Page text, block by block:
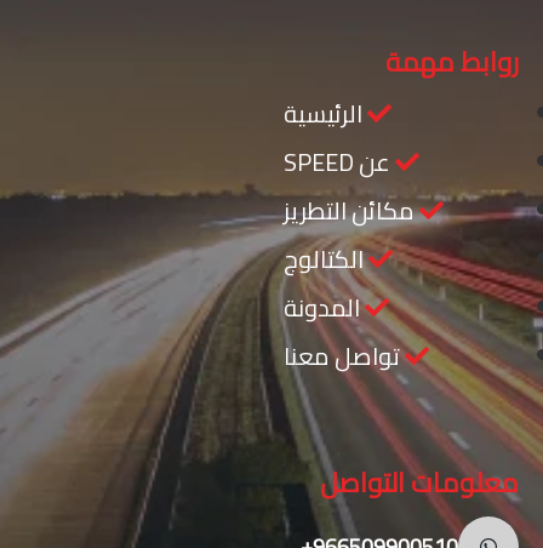
روابط مهمة
الرئيسية
عن SPEED
مكائن التطريز
الكتالوج
المدونة
تواصل معنا
معلومات التواصل